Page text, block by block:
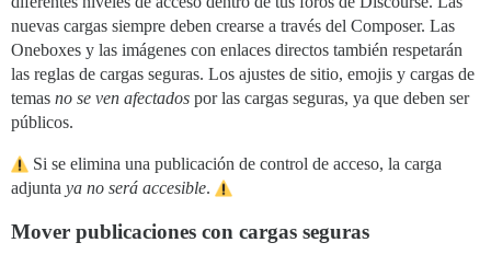
nuevas cargas siempre deben crearse a través del Composer. Las
Oneboxes y las imágenes con enlaces directos también respetarán
las reglas de cargas seguras. Los ajustes de sitio, emojis y cargas de
temas no se ven afectados por las cargas seguras, ya que deben ser
públicos.
Si se elimina una publicación de control de acceso, la carga
adjunta ya no será accesible.
Mover publicaciones con cargas seguras